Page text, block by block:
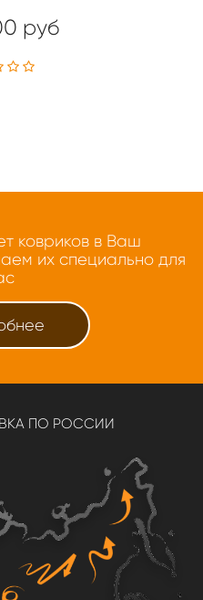
руб
ковриков в Ваш
их специально для
ПО РОССИИ